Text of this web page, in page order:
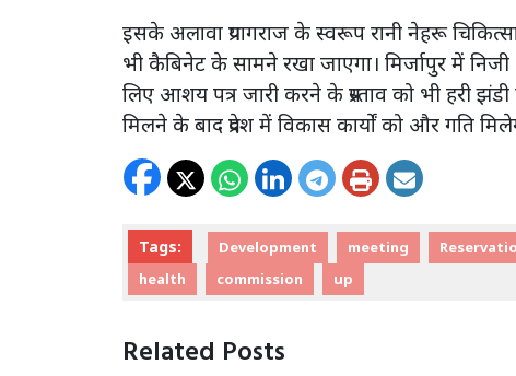
इसके अलावा प्रयागराज के स्वरूप रानी नेहरू
भी कैबिनेट के सामने रखा जाएगा। मिर्जापुर में
लिए आशय पत्र जारी करने के प्रस्ताव को भी हरी
मिलने के बाद प्रदेश में विकास कार्यों को और गति
Tags: Development meeting
health
commission up
Related Posts